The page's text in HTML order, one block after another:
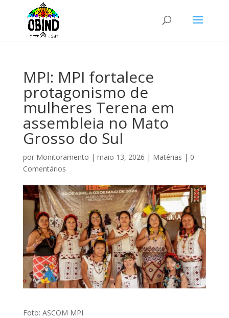
MPI: MPI fortalece
protagonismo de
mulheres Terena em
assembleia no Mato
Grosso do Sul
por Monitoramento | maio 13, 2026 | Matérias | 0
Comentários
Foto: ASCOM MPI